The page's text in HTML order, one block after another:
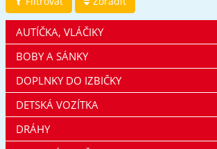
AUTÍČKA, VLÁČIKY
BOBY A SÁNKY
DOPLNKY DO IZBIČKY
DETSKÁ VOZÍTKA
DRÁHY